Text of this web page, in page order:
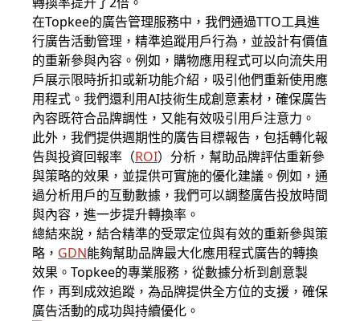
在Topkee的廣告管理服務中，我們通過TTO工具進
行廣告活動管理，精準追蹤用戶行為，並設計有價值
的重新參與內容。例如，購物應用程式可以向流失用
戶展示限時折扣或新功能介紹，吸引他們重新使用應
用程式。我們還利用AI技術生成創意素材，確保廣告
內容既符合品牌調性，又能有效吸引用戶注意力。
此外，我們提供週期性的廣告目標報告，包括轉化報
告與投資回報率（ROI）分析，幫助品牌評估重新參
與策略的效果，並提供可實施的優化建議。例如，通
過分析用戶的互動數據，我們可以調整廣告投放時間
與內容，進一步提升轉換率。
總結來說，結合精準的受眾定位與有效的重新參與策
略， GDN能夠幫助品牌最大化應用程式廣告的轉換
效果。Topkee的專業服務，從數據分析到創意製
作，再到成效追蹤，為品牌提供全方位的支援，確保
廣告活動的成功與持續優化。